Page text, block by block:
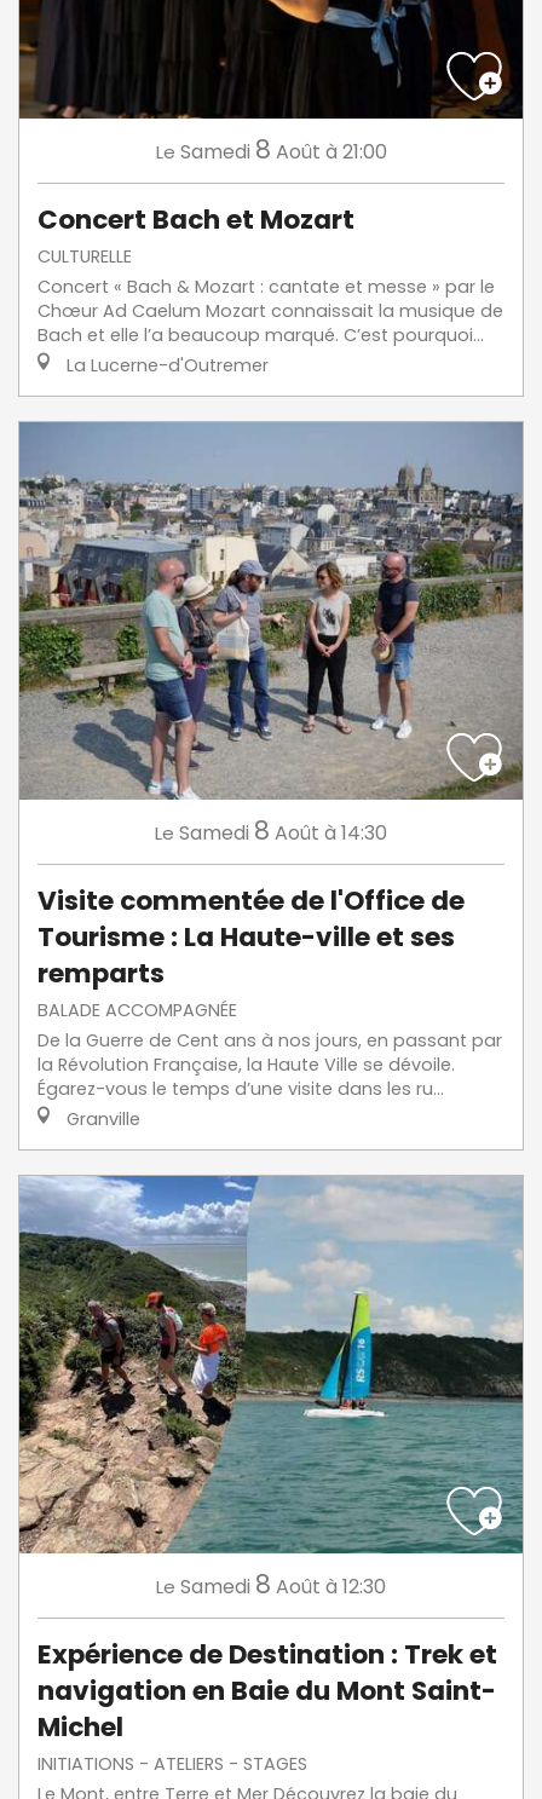
Le Samedi 8 Août à 21:00
Concert Bach et Mozart
CULTURELLE
Concert « Bach & Mozart : cantate et messe » par le
Chœur Ad Caelum Mozart connaissait la musique de
Bach et elle l’a beaucoup marqué. C’est pourquoi...
La Lucerne-d'Outremer
Le Samedi 8 Août à 14:30
Visite commentée de l'Office de
Tourisme : La Haute-ville et ses
remparts
BALADE ACCOMPAGNÉE
De la Guerre de Cent ans à nos jours, en passant par
la Révolution Française, la Haute Ville se dévoile.
Égarez-vous le temps d’une visite dans les ru...
Granville
Le Samedi 8 Août à 12:30
Expérience de Destination : Trek et
navigation en Baie du Mont Saint-
Michel
INITIATIONS - ATELIERS - STAGES